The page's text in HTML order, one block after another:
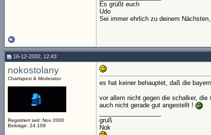
Es grüßt euch
Udo
Sei immer ehrlich zu deinem
16-12-2002, 12:43
nokostolany
Chartspezi & Moderator
Registriert seit: Nov 2000
Beiträge: 24.109
es hat keiner behauptet, daß die
vor allem nicht gegen die schalker,
auch nicht gerade gut angestellt !
gruß
Nok